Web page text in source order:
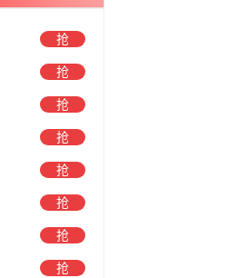
抢
抢
抢
抢
抢
抢
抢
抢